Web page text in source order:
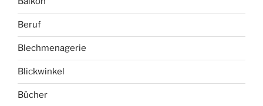
Beruf
Blechmenagerie
Blickwinkel
Bücher